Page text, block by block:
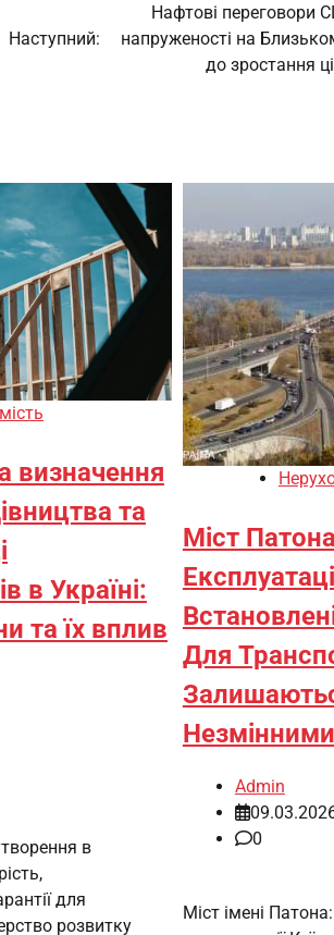
Наступний:
Нафтові переговори
напруженості на
до зростання
визначення
та
в Україні:
та їх вплив
в
для
розвитку
Міст
Для
Незмінними
Admin
0
Міст імені